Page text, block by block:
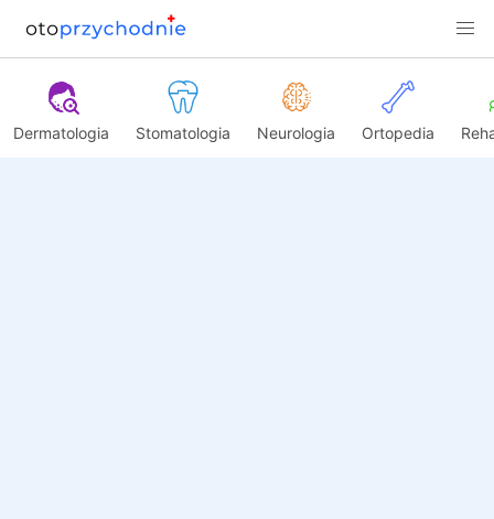
Dermatologia Stomatologia Neurologia Ortopedia